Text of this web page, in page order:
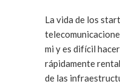
La vida de los
mi y es difícil
rápidamente